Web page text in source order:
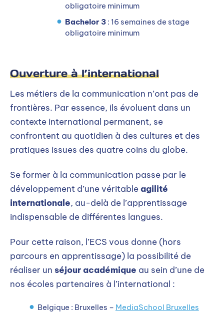
obligatoire minimum
Bachelor 3: 16 semaines de stage
obligatoire minimum
Ouverture à l’international
Les métiers de la communication n’ont pas de
frontières. Par essence, ils évoluent dans un
contexte international permanent, se
confrontent au quotidien à des cultures et des
pratiques issues des quatre coins du globe.
Se former à la communication passe par le
développement d’une véritable agilité
internationale, au-delà de l’apprentissage
indispensable de différentes langues.
Pour cette raison, l’ECS vous donne (hors
parcours en apprentissage) la possibilité de
réaliser un séjour académique au sein d’une de
nos écoles partenaires à l’international :
Belgique : Bruxelles – MediaSchool Bruxelles